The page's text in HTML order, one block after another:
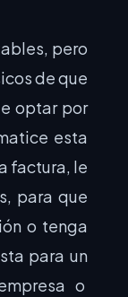
pero
de que
optar por
esta
factura, le
para que
o tenga
para un
o